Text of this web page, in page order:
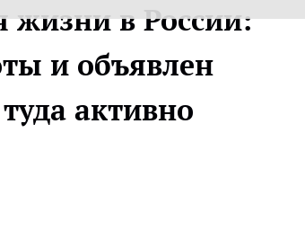
в России:
и объявлен
активно